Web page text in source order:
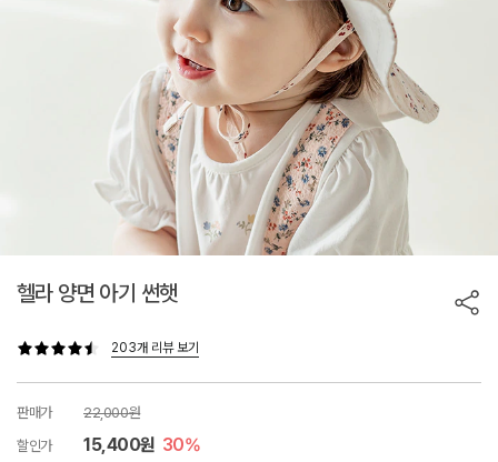
헬라 양면 아기 썬햇
203개 리뷰 보기
판매가
22,000원
할인가
15,400원 30%